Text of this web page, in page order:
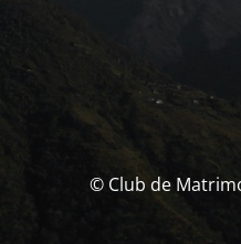
© Club de